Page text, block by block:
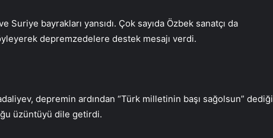
bayrakları yansıdı. Çok sayıda Özbek sanatçı da
depremzedelere destek mesajı verdi.
depremin ardından “Türk milletinin başı sağolsun” dediği
üzüntüyü dile getirdi.